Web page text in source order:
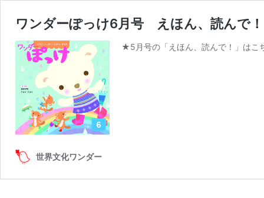
ワンダーぽっけ6月号 えほん、読んで
★5月号の「えほん、読んで！
世界文化ワンダー